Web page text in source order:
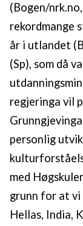
(Bogen/
rekordmange
år i utlandet
(Sp), som då
regjeringa vil
personlig
med
grunn for at
Hellas, India,